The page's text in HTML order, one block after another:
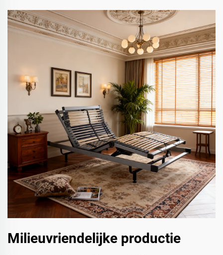
Milieuvriendelijke productie